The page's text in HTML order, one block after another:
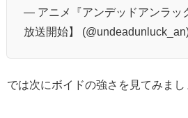
— アニメ『アンデッドアンラッ
放送開始】
では次にボイドの強さを見てみまし